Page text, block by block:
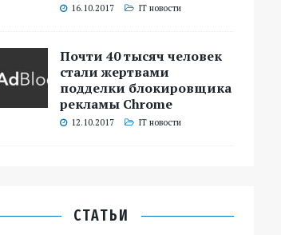
16.10.2017 IT новости
Почти 40 тысяч человек
стали жертвами
подделки блокировщика
рекламы Chrome
12.10.2017 IT новости
СТАТЬИ